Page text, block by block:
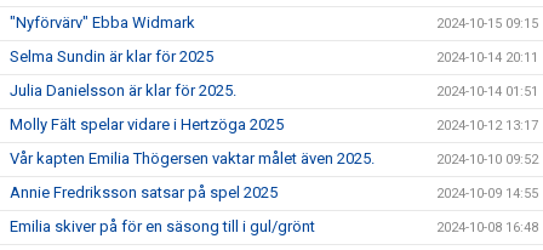
"Nyförvärv" Ebba Widmark 2024-10-15 09:15
Selma Sundin är klar för 2025 2024-10-14 20:11
Julia Danielsson är klar för 2025. 2024-10-14 01:51
Molly Fält spelar vidare i Hertzöga 2025 2024-10-12 13:17
Vår kapten Emilia Thögersen vaktar målet även 2025. 2024-10-10 09:52
Annie Fredriksson satsar på spel 2025 2024-10-09 14:55
Emilia skiver på för en säsong till i gul/grönt 2024-10-08 16:48